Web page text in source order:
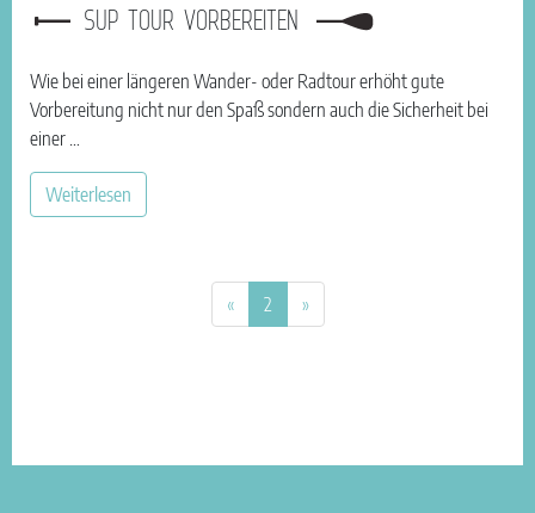
SUP TOUR VORBEREITEN
Wie bei einer längeren Wander- oder Radtour erhöht gute
Vorbereitung nicht nur den Spaß sondern auch die Sicherheit bei
einer …
Weiterlesen
«Previous page
2 »Next page